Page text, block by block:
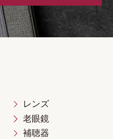
レンズ
老眼鏡
補聴器